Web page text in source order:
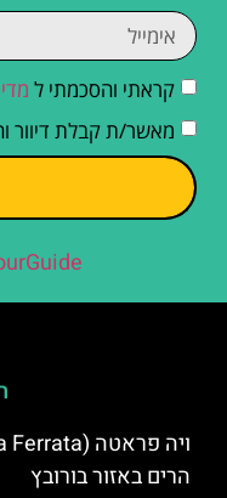
קראתי והסכמתי ל
מאשר/ת קבלת דיוור
הרים באזור בורובץ